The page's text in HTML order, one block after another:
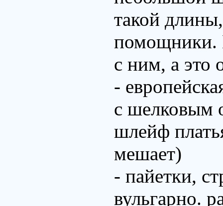
такой
помощники.
с ним, а это
-
с шелковым
шлейф
мешает)
- пайетки,
вульгарно.